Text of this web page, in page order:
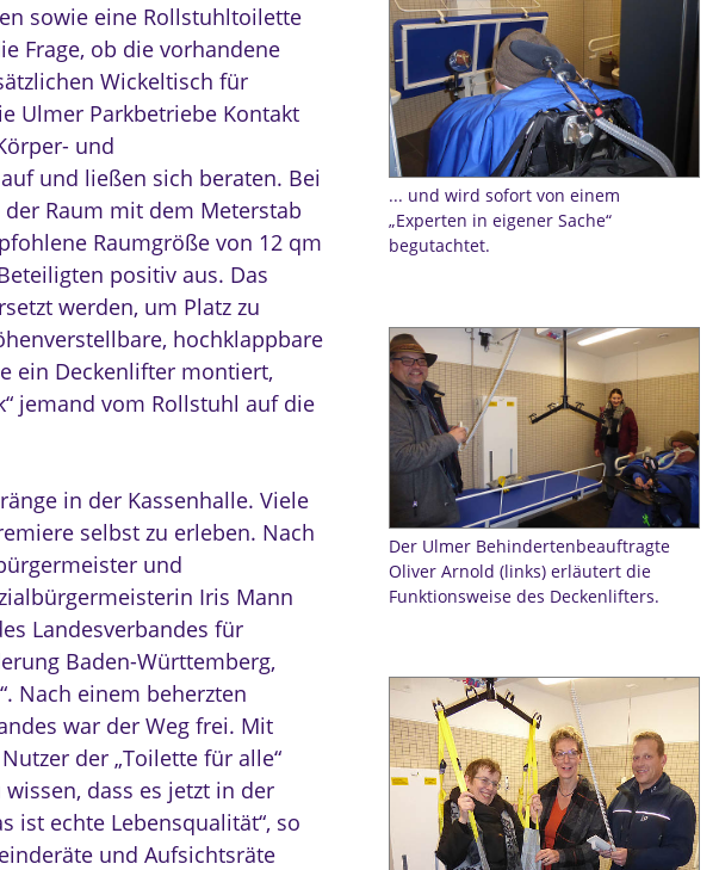
sowie eine Rollstuhltoilette
Frage, ob die vorhandene
Wickeltisch für
Ulmer Parkbetriebe Kontakt
und
und ließen sich beraten. Bei
Raum mit dem Meterstab
Raumgröße von 12 qm
positiv aus. Das
werden, um Platz zu
hochklappbare
ein Deckenlifter montiert,
jemand vom Rollstuhl auf die
in der Kassenhalle. Viele
selbst zu erleben. Nach
und
Iris Mann
Landesverbandes für
Baden-Württemberg,
Nach einem beherzten
war der Weg frei. Mit
der „Toilette für alle“
dass es jetzt in der
ist echte Lebensqualität“, so
und Aufsichtsräte
... und wird sofort von einem
„Experten in eigener Sache“
begutachtet.
Der Ulmer Behindertenbeauftragte
Oliver Arnold (links) erläutert die
Funktionsweise des Deckenlifters.